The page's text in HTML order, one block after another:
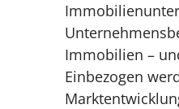
Immobilien –
Einbezogen